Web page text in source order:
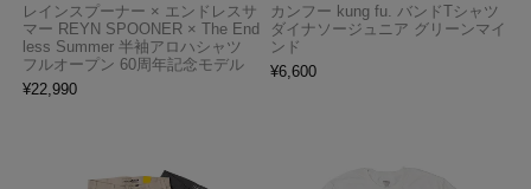
レインスプーナー × エンドレスサ
マー REYN SPOONER × The End
less Summer 半袖アロハシャツ
フルオープン 60周年記念モデル
¥22,990
カンフー kung fu. バンドTシャツ
ダイナソージュニア グリーンマイ
ンド
¥6,600